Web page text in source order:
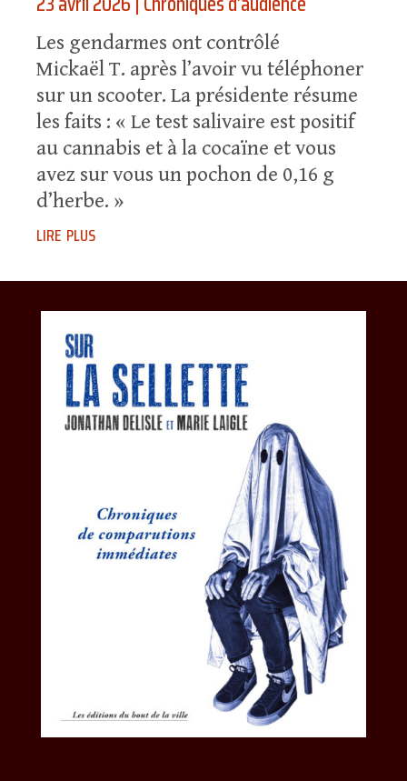
Les gendarmes ont contrôlé
Mickaël T. après l’avoir vu téléphoner
sur un scooter. La présidente résume
les faits : « Le test salivaire est positif
au cannabis et à la cocaïne et vous
avez sur vous un pochon de 0,16 g
d’herbe. »
lire plus